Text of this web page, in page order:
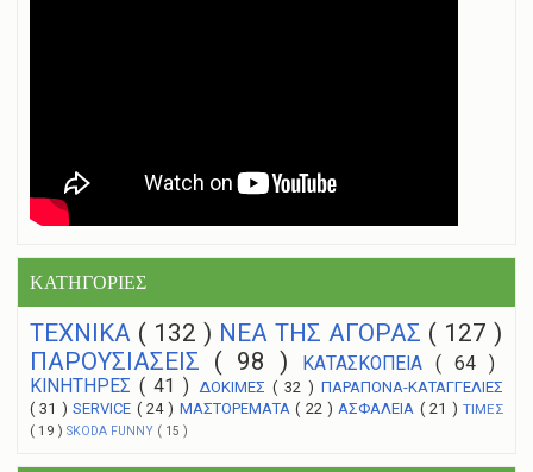
ΚΑΤΗΓΟΡΙΕΣ
ΤΕΧΝΙΚΑ ( 132 ) NEA THΣ ΑΓΟΡΑΣ ( 127 )
ΠΑΡΟΥΣΙΑΣΕΙΣ ( 98 ) ΚΑΤΑΣΚΟΠΕΙΑ ( 64 )
ΚΙΝΗΤΗΡΕΣ( 41 ) ΔΟΚΙΜΕΣ ( 32 ) ΠΑΡΑΠΟΝΑ-ΚΑΤΑΓΓΕΛΙΕΣ
( 31 )SERVICE ( 24 ) ΜΑΣΤΟΡΕΜΑΤΑ( 22 ) ΑΣΦΑΛΕΙΑ ( 21 )ΤΙΜΕΣ
( 19 ) SKODA FUNNY ( 15 )